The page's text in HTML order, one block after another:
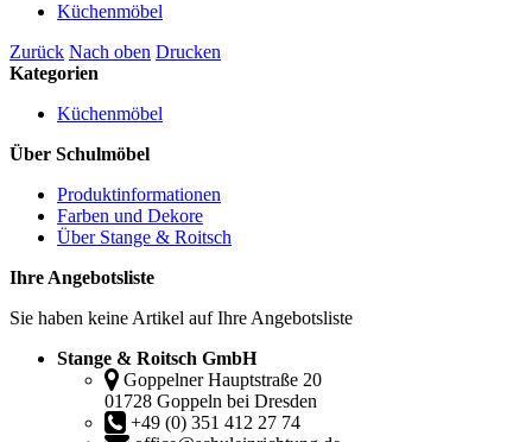
Küchenmöbel
Zurück Nach oben Drucken
Kategorien
Küchenmöbel
Über Schulmöbel
Produktinformationen
Farben und Dekore
Über Stange & Roitsch
Ihre Angebotsliste
Sie haben keine Artikel auf Ihre Angebotsliste
Stange & Roitsch GmbH
Goppelner Hauptstraße 20
01728 Goppeln bei Dresden
+49 (0) 351 412 27 74